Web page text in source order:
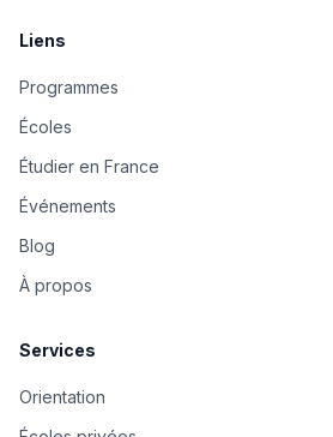
Liens
Programmes
Écoles
Étudier en France
Événements
Blog
À propos
Services
Orientation